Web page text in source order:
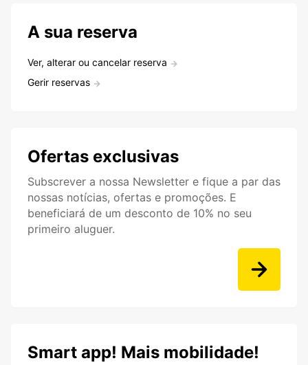
A sua reserva
Ver, alterar ou cancelar reserva
Gerir reservas
Ofertas exclusivas
Subscrever a nossa Newsletter e fique a par das
nossas notícias, ofertas e promoções. E
beneficiará de um desconto de 10% no seu
primeiro aluguer.
Smart app! Mais mobilidade!